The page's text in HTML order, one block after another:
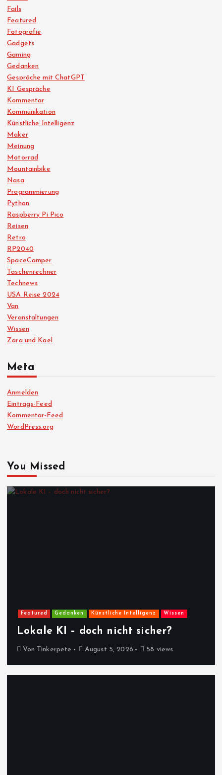
Fails
Featured
Fotografie
Gadgets
Gaming
Gedanken
Gespräche mit ChatGPT
KI Gespräche
Kommentar
Kommunikation
Künstliche Intelligenz
Maker
Meinung
Motorrad
Mountainbike
Nasa
Programmierung
Python
Raspberry Pi Pico
Reisen
Retro
RP2040
SpaceCamper
Taschenrechner
Technews
USA Reise 2024
Van
Veranstaltungen
Wissen
Zara und Kael
Meta
Anmelden
Eintrags-Feed
Kommentar-Feed
WordPress.org
You Missed
Featured Gedanken Künstliche Intelligenz Wissen
Lokale KI – doch nicht sicher?
Von Tinkerpete August 5, 2026 58 views